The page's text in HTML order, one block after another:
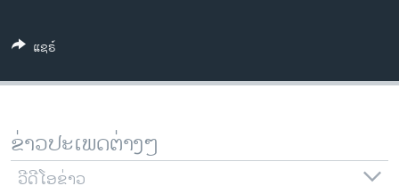
ພາສາອັງກິດ
ລາຍການກະຈາຍສຽງ
ລາຍງານ
ຕິດຕາມພວກເຮົາ ທີ່
ແຊຣ໌
ຂ່າວປະເພດຕ່າງໆ
ວີດີໂອຂ່າວ